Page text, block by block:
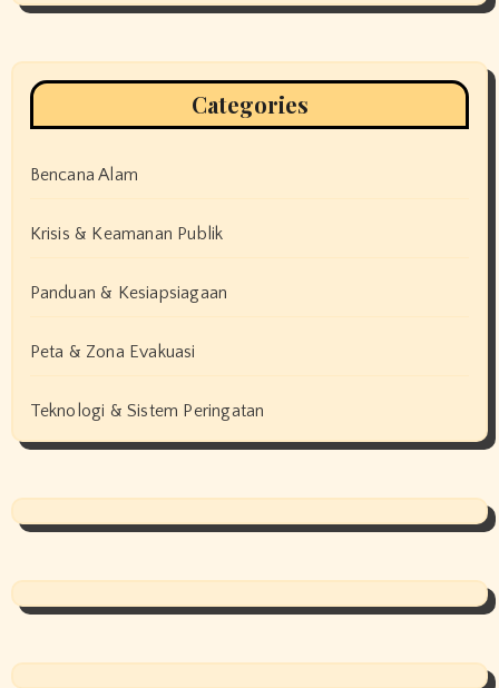
Categories
Bencana Alam
Krisis & Keamanan Publik
Panduan & Kesiapsiagaan
Peta & Zona Evakuasi
Teknologi & Sistem Peringatan